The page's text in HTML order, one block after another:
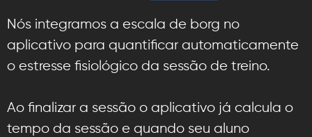
Nós integramos a escala de borg no
aplicativo para quantificar automaticamente
o estresse fisiológico da sessão de treino.
Ao finalizar a sessão o aplicativo já calcula o
tempo da sessão e quando seu aluno